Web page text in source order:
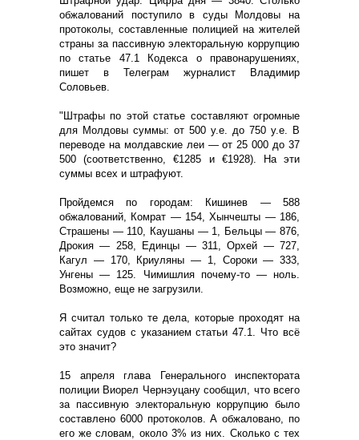
обжалований поступило в суды Молдовы на
протоколы, составленные полицией на жителей
страны за пассивную электоральную коррупцию
по статье 47.1 Кодекса о правонарушениях,
пишет в Телеграм журналист Владимир
Соловьев.
"Штрафы по этой статье составляют огромные
для Молдовы суммы: от 500 у.е. до 750 у.е. В
переводе на молдавские леи — от 25 000 до 37
500 (соответственно, €1285 и €1928). На эти
суммы всех и штрафуют.
Пройдемся по городам: Кишинев — 588
обжалований, Комрат — 154, Хынчешты — 186,
Страшены — 110, Каушаны — 1, Бельцы — 876,
Дрокия — 258, Единцы — 311, Орхей — 727,
Кагул — 170, Криуляны — 1, Сороки — 333,
Унгены — 125. Чимишлия почему-то — ноль.
Возможно, еще не загрузили.
Я считал только те дела, которые проходят на
сайтах судов с указанием статьи 47.1. Что всё
это значит?
15 апреля глава Генерального инспектората
полиции Виорел Чернэуцану сообщил, что всего
за пассивную электоральную коррупцию было
составлено 6000 протоколов. А обжаловано, по
его же словам, около 3% из них. Сколько с тех